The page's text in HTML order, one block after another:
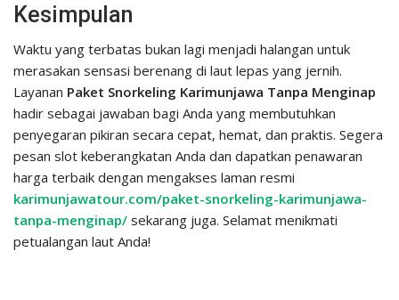
Kesimpulan
Waktu yang terbatas bukan lagi menjadi halangan untuk
merasakan sensasi berenang di laut lepas yang jernih.
Layanan Paket Snorkeling Karimunjawa Tanpa Menginap
hadir sebagai jawaban bagi Anda yang membutuhkan
penyegaran pikiran secara cepat, hemat, dan praktis. Segera
pesan slot keberangkatan Anda dan dapatkan penawaran
harga terbaik dengan mengakses laman resmi
karimunjawatour.com/paket-snorkeling-karimunjawa-
tanpa-menginap/ sekarang juga. Selamat menikmati
petualangan laut Anda!